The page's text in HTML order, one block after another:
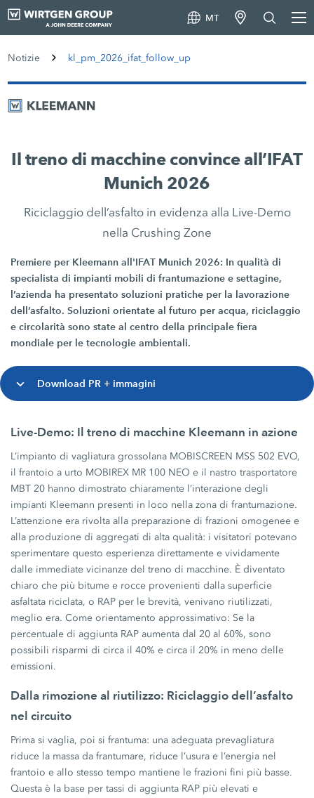
MT
Notizie kl_pm_2026_ifat_follow_up
Il treno di macchine convince all’IFAT
Munich 2026
Riciclaggio dell’asfalto in evidenza alla Live-Demo
nella Crushing Zone
Premiere per Kleemann all'IFAT Munich 2026: In qualità di
specialista di impianti mobili di frantumazione e settagine,
l’azienda ha presentato soluzioni pratiche per la lavorazione
dell’asfalto. Soluzioni orientate al futuro per acqua, riciclaggio
e circolarità sono state al centro della principale fiera
mondiale per le tecnologie ambientali.
Download PR + immagini
Live-Demo: Il treno di macchine Kleemann in azione
L’impianto di vagliatura grossolana MOBISCREEN MSS 502 EVO,
il frantoio a urto MOBIREX MR 100 NEO e il nastro trasportatore
MBT 20 hanno dimostrato chiaramente l’interazione degli
impianti Kleemann presenti in loco nella zona di frantumazione.
L’attenzione era rivolta alla preparazione di frazioni omogenee e
alla produzione di aggregati di alta qualità: i visitatori potevano
sperimentare questo esperienza direttamente e vividamente
dalle immediate vicinanze del treno di macchine. È diventato
chiaro che più bitume e rocce provenienti dalla superficie
asfaltata riciclata, o RAP per le brevità, venivano riutilizzati,
meglio era. Come orientamento approssimativo: Se la
percentuale di aggiunta RAP aumenta dal 20 al 60%, sono
possibili risparmi di circa il 40% e circa il 20% in meno delle
emissioni.
Dalla rimozione al riutilizzo: Riciclaggio dell’asfalto
nel circuito
Prima si vaglia, poi si frantuma: una adeguata prevagliatura
riduce la massa da frantumare, riduce l’usura e l’energia nel
frantoio e allo stesso tempo mantiene le frazioni fini più basse.
Questa è la base per tassi di aggiunta RAP più elevati e